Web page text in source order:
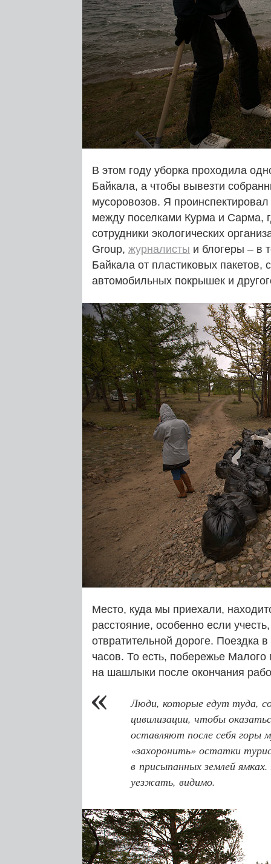
В этом году уборка проходила
Байкала, а чтобы вывезти
мусоровозов. Я
между поселками Курма и Сарма,
сотрудники экологических
Group, журналисты и блогеры – в
Байкала от пластиковых пакетов,
автомобильных покрышек и
Место, куда мы приехали,
расстояние, особенно если
отвратительной дороге. Поездка
часов. То есть, побережье
на шашлыки после окончания
Люди, которые едут туда,
цивилизации, чтобы
оставляют после себя горы
«захоронить» остатки
в присыпанных землей
уезжать, видимо.